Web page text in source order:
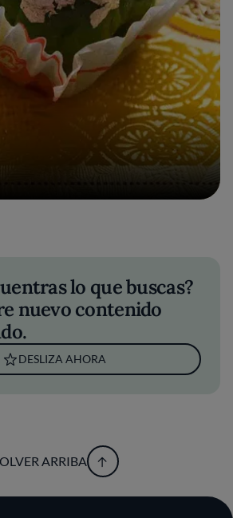
lo que buscas?
nuevo contenido
DESLIZA AHORA
ARRIBA